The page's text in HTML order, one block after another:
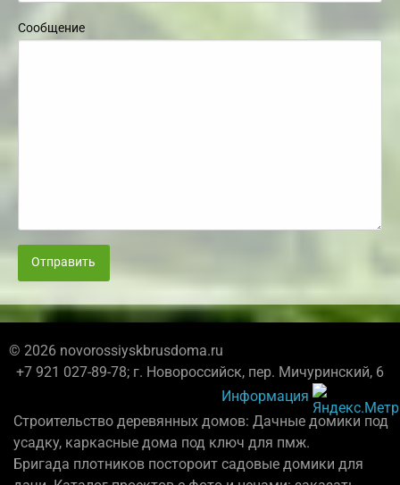
Сообщение
Отправить
© 2026 novorossiyskbrusdoma.ru
+7 921 027-89-78; г. Новороссийск, пер. Мичуринский, 6
Информация
Строительство деревянных домов: Дачные домики под
усадку, каркасные дома под ключ для пмж.
Бригада плотников постороит садовые домики для